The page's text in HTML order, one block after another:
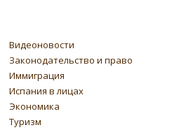
Видеоновости
Законодательство и право
Иммиграция
Испания в лицах
Экономика
Туризм